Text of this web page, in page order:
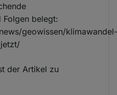
Folgen belegt:
geowissen/
der Artikel zu